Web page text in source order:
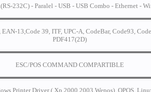
232C) - Paralel - USB - USB Combo - Ethernet -
13,Code 39, ITF, UPC-A, CodeBar, Code93,
PDF417(2D)
ESC/POS COMMAND COMPARTIBLE
Printer Driver ( Xp,2000,2003,Wepos) ,OPOS,